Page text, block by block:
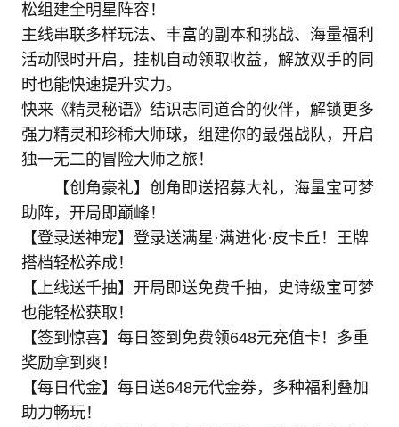
松组建全明星阵容！
主线串联多样玩法、丰富的副本和挑战、海量福利
活动限时开启，挂机自动领取收益，解放双手的同
时也能快速提升实力。
快来《精灵秘语》结识志同道合的伙伴，解锁更多
强力精灵和珍稀大师球，组建你的最强战队，开启
独一无二的冒险大师之旅！
【创角豪礼】创角即送招募大礼，海量宝可梦
助阵，开局即巅峰！
【登录送神宠】登录送满星·满进化·皮卡丘！王牌
搭档轻松养成！
【上线送千抽】开局即送免费千抽，史诗级宝可梦
也能轻松获取！
【签到惊喜】每日签到免费领648元充值卡！多重
奖励拿到爽！
【每日代金】每日送648元代金券，多种福利叠加
助力畅玩！